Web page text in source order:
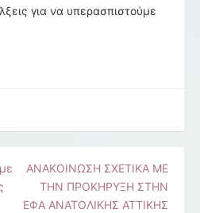
για να υπερασπιστούμε
ΑΝΑΚΟΙΝΩΣΗ ΣΧΕΤΙΚΑ ΜΕ
ΤΗΝ ΠΡΟΚΗΡΥΞΗ ΣΤΗΝ
ΕΦΑ ΑΝΑΤΟΛΙΚΗΣ ΑΤΤΙΚΗΣ